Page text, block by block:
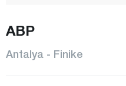
FİNİKE
GAZİPAŞA
ABP
Antalya - Finike